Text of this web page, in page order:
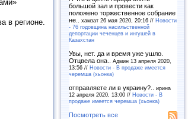
в регионе.
большой зал и провести как
положено торжественное собрание
не.. хамзат 26 мая 2020, 20:16 // Новости
- 76 годовщина насильственной
депортации чеченцев и ингушей в
Казахстан
Увы, нет. да и время уже ушло.
Отцвела она.. Админ 13 апреля 2020,
13:56 // Новости - В продаже имеется
черемша (хьонка)
отправляете ли в украину?.. ирина
12 апреля 2020, 13:00 // Новости - В
продаже имеется черемша (хьонка)
Посмотреть все